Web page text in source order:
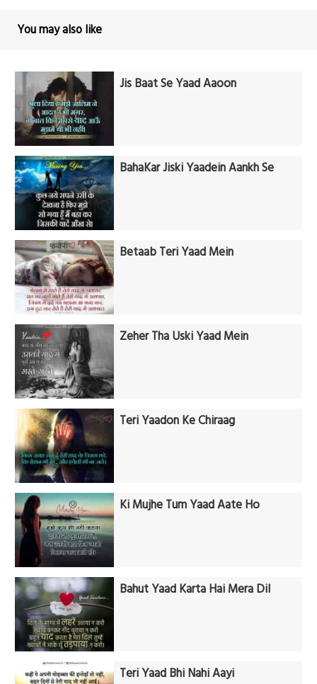
You may also like
Jis Baat Se Yaad Aaoon
BahaKar Jiski Yaadein Aankh Se
Betaab Teri Yaad Mein
Zeher Tha Uski Yaad Mein
Teri Yaadon Ke Chiraag
Ki Mujhe Tum Yaad Aate Ho
Bahut Yaad Karta Hai Mera Dil
Teri Yaad Bhi Nahi Aayi